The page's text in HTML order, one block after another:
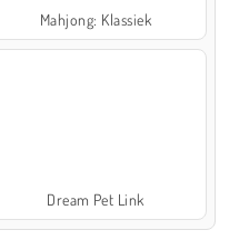
Mahjong: Klassiek
Dream Pet Link